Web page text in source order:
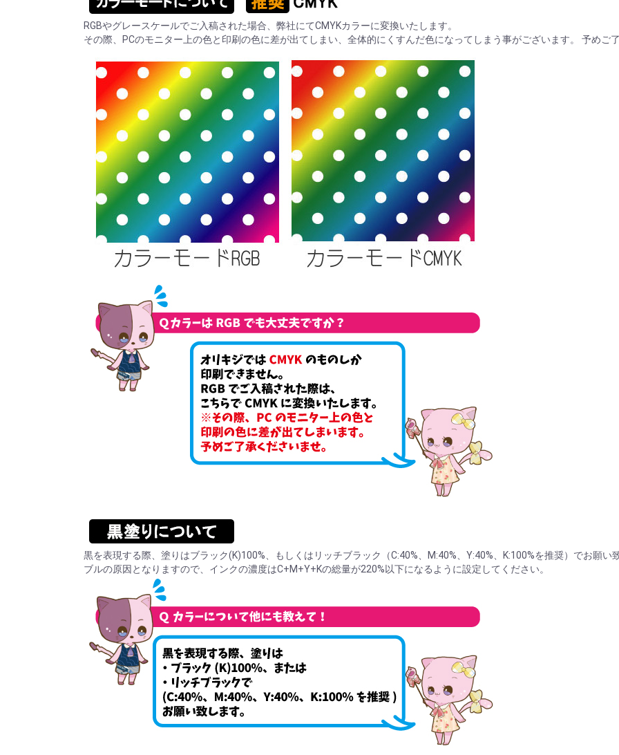
RGBやグレースケールでご入稿された場合、弊社にてCMYKカラーに変換いたします。
その際、PCのモニター上の色と印刷の色に差が出てしまい、全体的にくすんだ色になってしまう事がございます。 予めご
黒を表現する際、塗りはブラック(K)100%、もしくはリッチブラック（C:40%、M:40%、Y:40%、K:100%を推奨）でお願い
ブルの原因となりますので、インクの濃度はC+M+Y+Kの総量が220%以下になるように設定してください。